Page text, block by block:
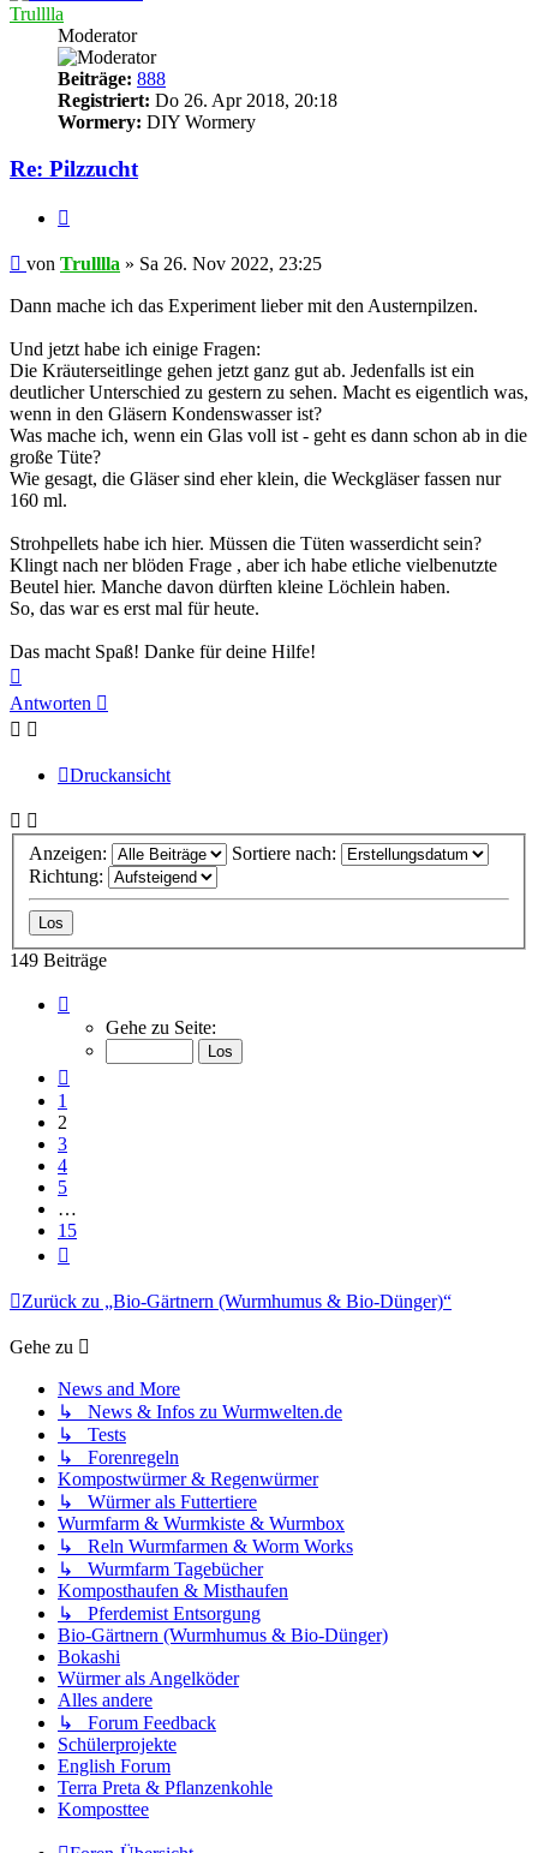
Trulllla
Moderator
Beiträge: 888
Registriert: Do 26. Apr 2018, 20:18
Wormery: DIY Wormery
Re: Pilzzucht
Beitrag
von Trulllla » Sa 26. Nov 2022, 23:25
Dann mache ich das Experiment lieber mit den Austernpilzen.
Und jetzt habe ich einige Fragen:
Die Kräuterseitlinge gehen jetzt ganz gut ab. Jedenfalls ist ein
deutlicher Unterschied zu gestern zu sehen. Macht es eigentlich was,
wenn in den Gläsern Kondenswasser ist?
Was mache ich, wenn ein Glas voll ist - geht es dann schon ab in die
große Tüte?
Wie gesagt, die Gläser sind eher klein, die Weckgläser fassen nur
160 ml.
Strohpellets habe ich hier. Müssen die Tüten wasserdicht sein?
Klingt nach ner blöden Frage , aber ich habe etliche vielbenutzte
Beutel hier. Manche davon dürften kleine Löchlein haben.
So, das war es erst mal für heute.
Das macht Spaß! Danke für deine Hilfe!
oben
Antworten
Druckansicht
Anzeigen:
Sortiere nach:
Richtung:
149 Beiträge
von
Gehe zu Seite:
1
2
3
4
5
…
15
Zurück zu „Bio-Gärtnern (Wurmhumus & Bio-Dünger)“
Gehe zu
News and More
↳ News & Infos zu Wurmwelten.de
↳ Tests
↳ Forenregeln
Kompostwürmer & Regenwürmer
↳ Würmer als Futtertiere
Wurmfarm & Wurmkiste & Wurmbox
↳ Reln Wurmfarmen & Worm Works
↳ Wurmfarm Tagebücher
Komposthaufen & Misthaufen
↳ Pferdemist Entsorgung
Bio-Gärtnern (Wurmhumus & Bio-Dünger)
Bokashi
Würmer als Angelköder
Alles andere
↳ Forum Feedback
Schülerprojekte
English Forum
Terra Preta & Pflanzenkohle
Komposttee